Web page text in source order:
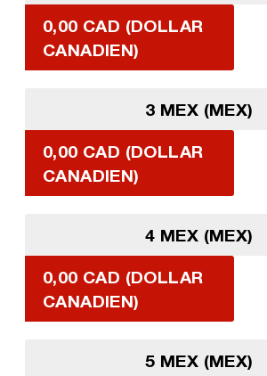
0,00 CAD (DOLLAR
CANADIEN)
3 MEX (MEX)
0,00 CAD (DOLLAR
CANADIEN)
4 MEX (MEX)
0,00 CAD (DOLLAR
CANADIEN)
5 MEX (MEX)